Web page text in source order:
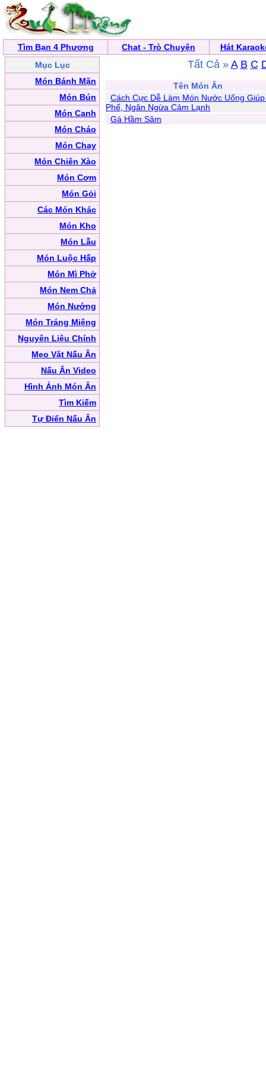
Tìm Bạn 4 Phương Chat - Trò Chuyện
Hát
Mục Lục
Món Bánh Mặn
Món Bún
Món Canh
Món Cháo
Món Chay
Món Chiên Xào
Món Cơm
Món Gỏi
Các Món Khác
Món Kho
Món Lẫu
Món Luộc Hấp
Món Mì Phở
Món Nem Chả
Món Nướng
Món Tráng Miệng
Nguyên Liệu Chính
Mẹo Vặt Nấu Ăn
Nấu Ăn Video
Hình Ảnh Món Ăn
Tìm Kiếm
Tự Điển Nấu Ăn
Tất Cả » A B C
Tên Món Ăn
Cách Cực Dễ Làm Món Nước Uống
Phế, Ngăn Ngừa Cảm Lạnh
Gà Hầm Sâm